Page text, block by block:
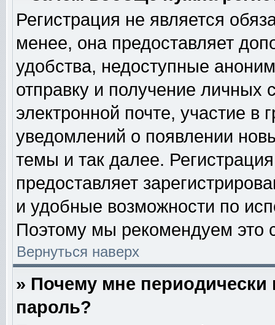
Регистрация не является
менее, она предоставляет
удобства, недоступные
отправку и получение личных
электронной почте, участие в
уведомлений о появлении
темы и так далее.
предоставляет
и удобные возможности по
Поэтому мы рекомендуем это
Вернуться наверх
» Почему мне
пароль?